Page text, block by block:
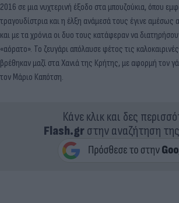
2016 σε μια νυχτερινή έξοδο στα μπουζούκια, όπου
τραγουδίστρια και η έλξη ανάμεσά τους έγινε αμέσως
και με τα χρόνια οι δυο τους κατάφεραν να
«αόρατο». Το ζευγάρι απόλαυσε φέτος τις
βρέθηκαν μαζί στα Χανιά της Κρήτης, με αφορμή τον
τον Μάριο Καπότση.
Κάνε κλικ και δες
Flash.grστην αναζήτηση της